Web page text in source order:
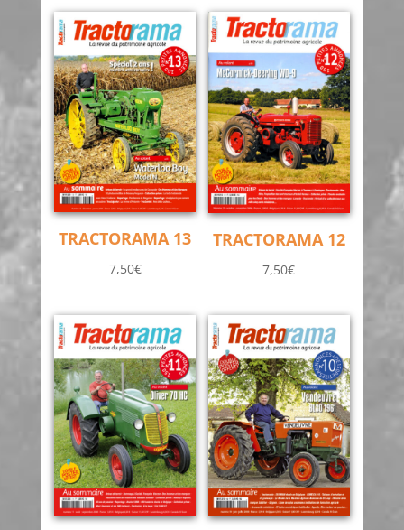
TRACTORAMA 13
7,50€
TRACTORAMA 12
7,50€